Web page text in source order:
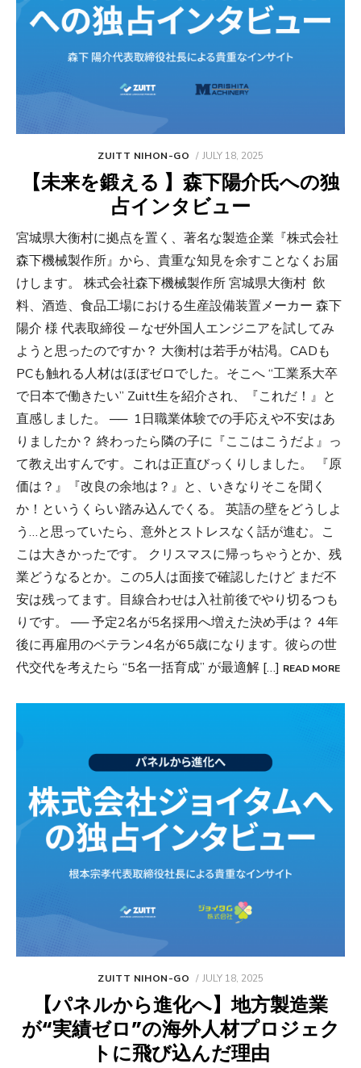
ZUITT NIHON-GO
POSTED
JULY 18, 2025
【未来を鍛える 】森下陽介氏への独
占インタビュー
宮城県大衡村に拠点を置く、著名な製造企業『株式会社
森下機械製作所』から、貴重な知見を余すことなくお届
けします。 株式会社森下機械製作所 宮城県大衡村 飲
料、酒造、食品工場における生産設備装置メーカー 森下
陽介 様 代表取締役 ─ なぜ外国人エンジニアを試してみ
ようと思ったのですか？ 大衡村は若手が枯渇。CADも
PCも触れる人材はほぼゼロでした。そこへ “工業系大卒
で日本で働きたい” Zuitt生を紹介され、『これだ！』と
直感しました。 ── 1日職業体験での手応えや不安はあ
りましたか？ 終わったら隣の子に『ここはこうだよ』っ
て教え出すんです。これは正直びっくりしました。 『原
価は？』『改良の余地は？』と、いきなりそこを聞く
か！というくらい踏み込んでくる。 英語の壁をどうしよ
う…と思っていたら、意外とストレスなく話が進む。こ
こは大きかったです。 クリスマスに帰っちゃうとか、残
業どうなるとか。この5人は面接で確認したけど まだ不
安は残ってます。目線合わせは入社前後でやり切るつも
りです。 ── 予定2名が5名採用へ増えた決め手は？ 4年
後に再雇用のベテラン4名が65歳になります。彼らの世
代交代を考えたら “5名一括育成” が最適解 […] READ MORE
ZUITT NIHON-GO
POSTED
JULY 18, 2025
【パネルから進化へ】地方製造業
が“実績ゼロ”の海外人材プロジェク
トに飛び込んだ理由